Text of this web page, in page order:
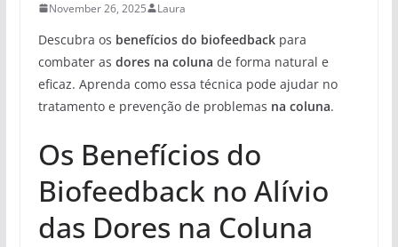
November 26, 2025 Laura
Descubra os benefícios do biofeedbackpara
combater as dores na coluna de forma natural e
eficaz. Aprenda como essa técnica pode ajudar no
tratamento e prevenção de problemas na coluna.
Os Benefícios do
Biofeedback no Alívio
das Dores na Coluna